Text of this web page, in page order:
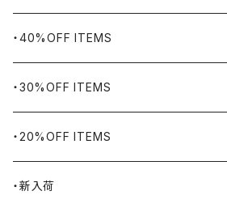
BHADUR
Bills KHAKIS
BLUCO
Blundstone
ネックレス・ペンダント
ピンズ・ブローチ
腕時計
アウトドア用品
ナバホラグ・ビンテージラグ
ブランケット
食品
・40%OFF ITEMS
・30%OFF ITEMS
・20%OFF ITEMS
・新入荷